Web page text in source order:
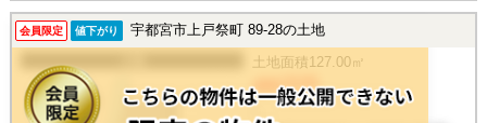
会員限定 値下がり 宇都宮市上戸祭町 89-28の土地
土地面積 127.00㎡
480万円
/ -